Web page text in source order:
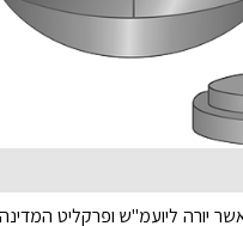
יורה ליועמ"ש ופרקליט המדינה